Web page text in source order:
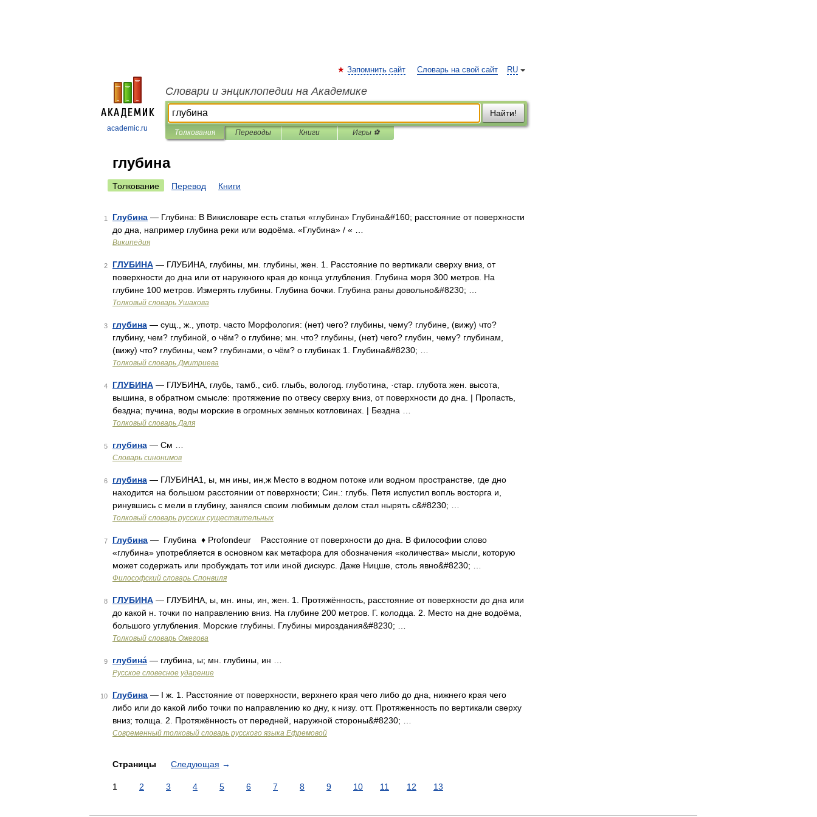
academic.ru
RU
Запомнить сайт Словарь на свой сайт
Словари и энциклопедии на Академике
Найти!
Толкования Переводы Книги Игры ⚽
глубина
Толкование Перевод Книги
1 Глубина — Глубина: В Викисловаре есть статья «глубина» Глубина&#160; расстояние от поверхности
до дна, например глубина реки или водоёма. «Глубина» / « …
Википедия
2 ГЛУБИНА — ГЛУБИНА, глубины, мн. глубины, жен. 1. Расстояние по вертикали сверху вниз, от
поверхности до дна или от наружного края до конца углубления. Глубина моря 300 метров. На
глубине 100 метров. Измерять глубины. Глубина бочки. Глубина раны довольно&#8230; …
Толковый словарь Ушакова
3 глубина — сущ., ж., употр. часто Морфология: (нет) чего? глубины, чему? глубине, (вижу) что?
глубину, чем? глубиной, о чём? о глубине; мн. что? глубины, (нет) чего? глубин, чему? глубинам,
(вижу) что? глубины, чем? глубинами, о чём? о глубинах 1. Глубина&#8230; …
Толковый словарь Дмитриева
4 ГЛУБИНА — ГЛУБИНА, глубь, тамб., сиб. глыбь, вологод. глуботина, ·стар. глубота жен. высота,
вышина, в обратном смысле: протяжение по отвесу сверху вниз, от поверхности до дна. | Пропасть,
бездна; пучина, воды морские в огромных земных котловинах. | Бездна …
Толковый словарь Даля
5 глубина — См …
Словарь синонимов
6 глубина — ГЛУБИНА1, ы, мн ины, ин,ж Место в водном потоке или водном пространстве, где дно
находится на большом расстоянии от поверхности; Син.: глубь. Петя испустил вопль восторга и,
ринувшись с мели в глубину, занялся своим любимым делом стал нырять с&#8230; …
Толковый словарь русских существительных
7 Глубина — Глубина ♦ Profondeur Расстояние от поверхности до дна. В философии слово
«глубина» употребляется в основном как метафора для обозначения «количества» мысли, которую
может содержать или пробуждать тот или иной дискурс. Даже Ницше, столь явно&#8230; …
Философский словарь Спонвиля
8 ГЛУБИНА — ГЛУБИНА, ы, мн. ины, ин, жен. 1. Протяжённость, расстояние от поверхности до дна или
до какой н. точки по направлению вниз. На глубине 200 метров. Г. колодца. 2. Место на дне водоёма,
большого углубления. Морские глубины. Глубины мироздания&#8230; …
Толковый словарь Ожегова
9 глубина́ — глубина, ы; мн. глубины, ин …
Русское словесное ударение
10 Глубина — I ж. 1. Расстояние от поверхности, верхнего края чего либо до дна, нижнего края чего
либо или до какой либо точки по направлению ко дну, к низу. отт. Протяженность по вертикали сверху
вниз; толща. 2. Протяжённость от передней, наружной стороны&#8230; …
Современный толковый словарь русского языка Ефремовой
Страницы Следующая →
1 2 3 4 5 6 7 8 9 10 11 12 13